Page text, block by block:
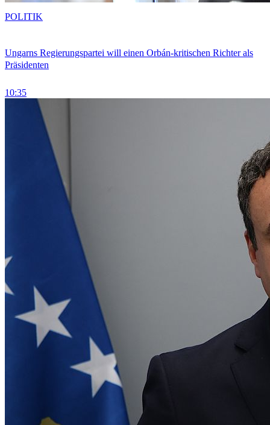
Ungarns Regierungspartei will einen Orbán-kritischen Richter als
Präsidenten
10:35
POLITIK